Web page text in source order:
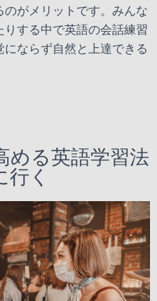
がメリットです。みんな
する中で英語の会話練習
ならず自然と上達できる
める英語学習法
く